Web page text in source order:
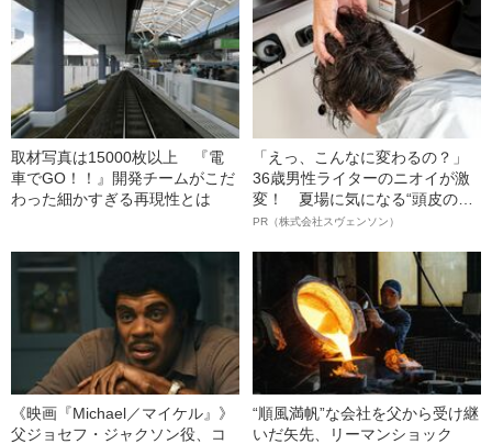
取材写真は15000枚以上 『電
車でGO！！』開発チームがこだ
わった細かすぎる再現性とは
「えっ、こんなに変わるの？」
36歳男性ライターのニオイが激
変！ 夏場に気になる“頭皮のニ
オイ”や“ベタつき”を解消す
ト”が生み出した徹底ケアとは
PR（株式会社スヴェンソン）
《映画『Michael／マイケル』》
父ジョセフ・ジャクソン役、コ
“順風満帆”な会社を父から受け継
いだ矢先、リーマンショック